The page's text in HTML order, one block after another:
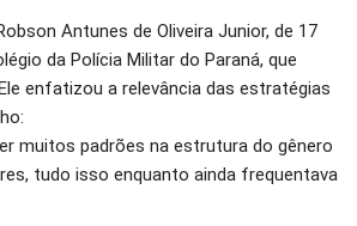
Antunes de Oliveira Junior, de 17
da Polícia Militar do Paraná, que
enfatizou a relevância das estratégias
muitos padrões na estrutura do gênero
tudo isso enquanto ainda frequentava